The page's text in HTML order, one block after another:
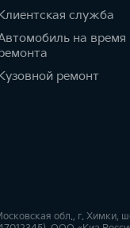
служба
на время
ремонт
обл., г. Химки,